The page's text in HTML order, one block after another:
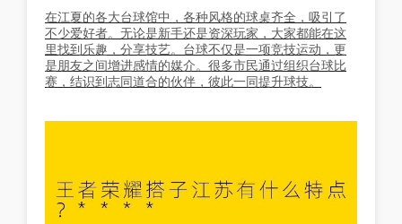
在江夏的各大台球馆中，各种风格的球桌齐全，吸引了
不少爱好者。无论是新手还是资深玩家，大家都能在这
里找到乐趣，分享技艺。台球不仅是一项竞技运动，更
是朋友之间增进感情的媒介。很多市民通过组织台球比
赛，结识到志同道合的伙伴，彼此一同提升球技。